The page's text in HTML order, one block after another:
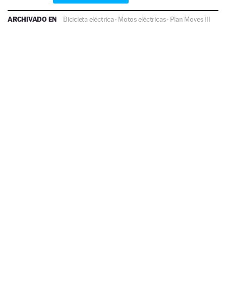
ARCHIVADO EN Bicicleta eléctrica· Motos eléctricas· Plan Moves III